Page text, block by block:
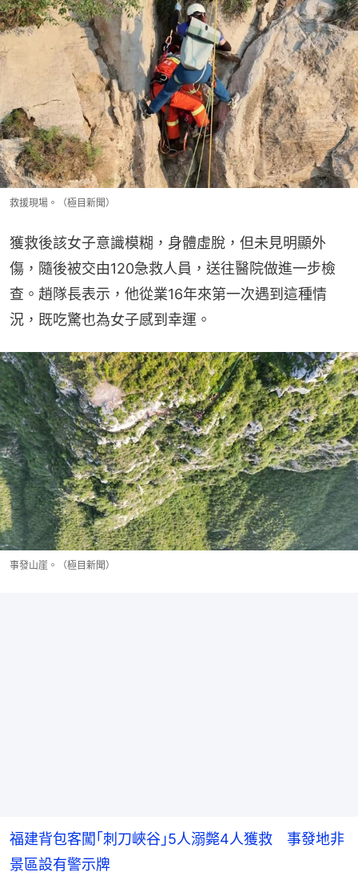
救援現場。（極目新聞）
獲救後該女子意識模糊，身體虛脫，但未見明顯外
傷，隨後被交由120急救人員，送往醫院做進一步檢
查。趙隊長表示，他從業16年來第一次遇到這種情
況，既吃驚也為女子感到幸運。
事發山崖。（極目新聞）
福建背包客闖｢刺刀峽谷｣5人溺斃4人獲救 事發地非
景區設有警示牌